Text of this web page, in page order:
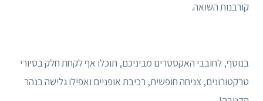
קורבנות השואה.
בנוסף, לחובבי האקסטרים מביניכם, תוכלו אף לקחת חלק בסיורי
טרקטורונים, צניחה חופשית, רכיבת אופניים ואפילו גלישה בנהר